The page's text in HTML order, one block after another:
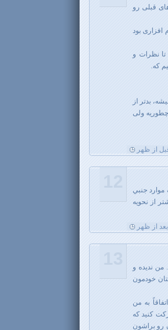
قبلی رو
بود
نظرات و
که.
بدتر از
ولی
موارد جنبي
از نحويه
من ندیده و
خودمون
به من
کنید که
رو براشون